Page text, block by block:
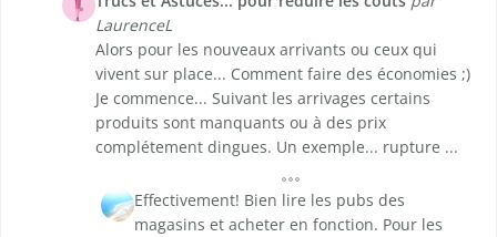
LaurenceL
Alors pour les nouveaux arrivants ou ceux qui
vivent sur place... Comment faire des économies ;)
Je commence... Suivant les arrivages certains
produits sont manquants ou à des prix
complétement dingues. Un exemple... rupture ...
Effectivement! Bien lire les pubs des
magasins et acheter en fonction. Pour les